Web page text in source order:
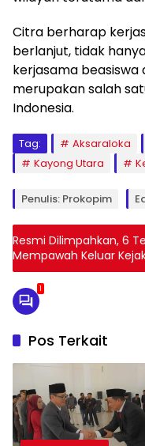
Citra berharap
berlanjut, tidak
kerjasama beasiswa
merupakan salah
Indonesia.
Tag: Aksaraloka
Kayong Utara
Penulis: Prokopim
Resmi Dilimpahkan, 6
Mempawah Keluar
1
Pos Terkait